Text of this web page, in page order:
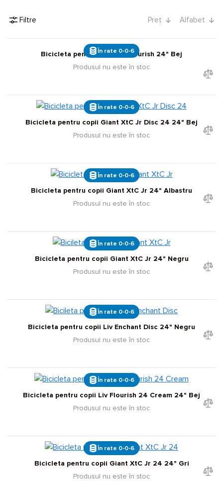
Filtre Preț Alfabet
În rate 0-0-6
Bicicleta pentru copii Liv Flourish 24" Bej
Produsul nu este în stoc
În rate 0-0-6
Bicicleta pentru copii Giant XtC Jr Disc 24 24" Bej
Produsul nu este în stoc
În rate 0-0-6
Bicicleta pentru copii Giant XtC Jr 24" Albastru
Produsul nu este în stoc
În rate 0-0-6
Bicicleta pentru copii Giant XtC Jr 24" Negru
Produsul nu este în stoc
În rate 0-0-6
Bicicleta pentru copii Liv Enchant Disc 24" Negru
Produsul nu este în stoc
În rate 0-0-6
Bicicleta pentru copii Liv Flourish 24 Cream 24" Bej
Produsul nu este în stoc
În rate 0-0-6
Bicicleta pentru copii Giant XtC Jr 24 24" Gri
Produsul nu este în stoc